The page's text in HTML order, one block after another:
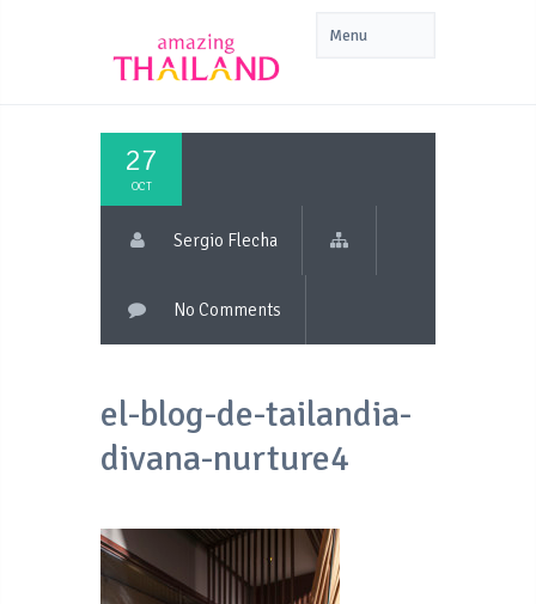
27
OCT
Sergio Flecha
No Comments
el-blog-de-tailandia-
divana-nurture4